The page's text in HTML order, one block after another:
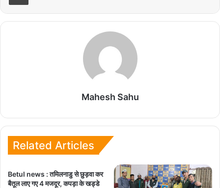
Mahesh Sahu
Related Articles
Betul news : तमिलनाडु से छुड़वा कर
बैतूल लाए गए 4 मजदूर, कपड़ा के खड्डे